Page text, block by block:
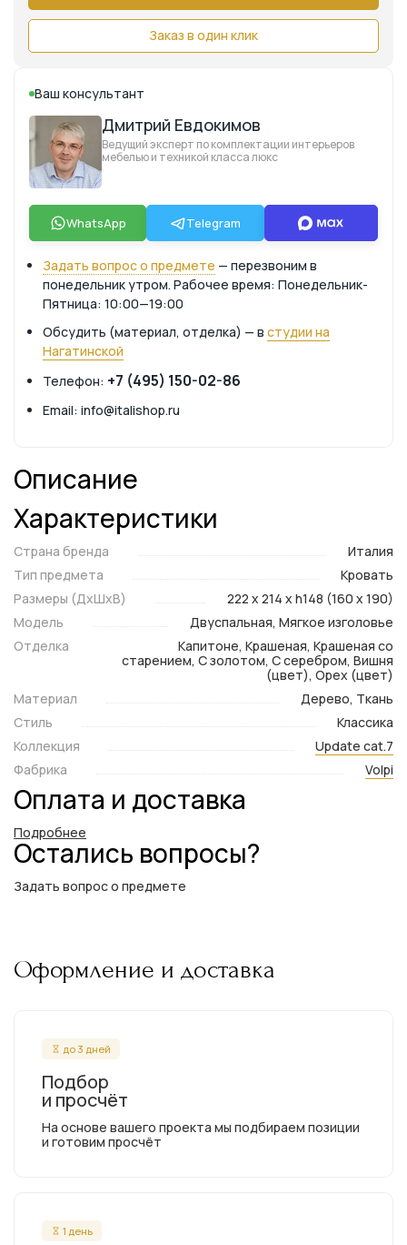
Заказ в один клик
Ваш консультант
Дмитрий Евдокимов
Ведущий эксперт по комплектации интерьеров
мебелью и техникой класса люкс
WhatsApp Telegram
Задать вопрос о предмете — перезвоним в
понедельник утром. Рабочее время: Понедельник-
Пятница: 10:00—19:00
Обсудить (материал, отделка) — в студии на
Нагатинской
Телефон: +7 (495) 150-02-86
Email: info@italishop.ru
Описание
Характеристики
Страна бренда
Италия
Тип предмета
Кровать
Размеры (ДxШxВ)
222 x 214 x h148 (160 x 190)
Модель
Двуспальная, Мягкое изголовье
Отделка
Капитоне, Крашеная, Крашеная со
старением, С золотом, С серебром, Вишня
(цвет), Орех (цвет)
Материал
Дерево, Ткань
Стиль
Классика
Коллекция
Update cat.7
Фабрика
Volpi
Оплата и доставка
Подробнее
Остались вопросы?
Задать вопрос о предмете
Оформление и доставка
до 3 дней
Подбор
и просчёт
На основе вашего проекта мы подбираем позиции
и готовим просчёт
1 день